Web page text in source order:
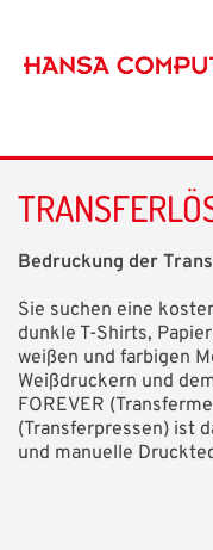
Bedruckung der
Sie suchen eine
dunkle T-Shirts,
weißen und farbigen
Weißdruckern und
FOREVER
(Transferpressen) ist
und manuelle